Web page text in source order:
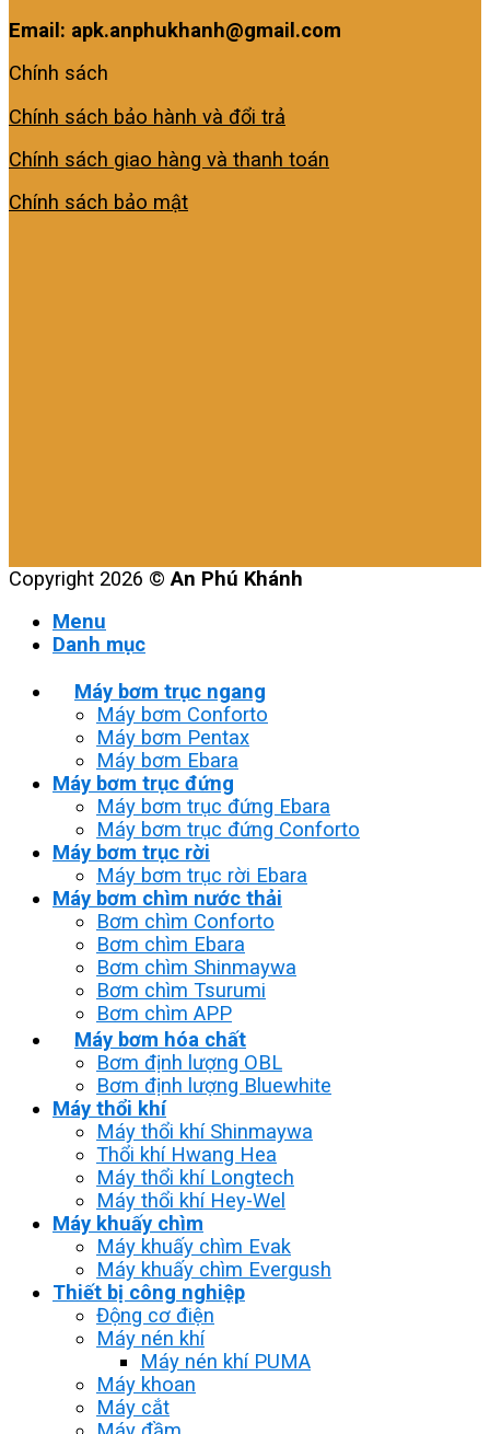
Email: apk.anphukhanh@gmail.com
Chính sách
Chính sách bảo hành và đổi trả
Chính sách giao hàng và thanh toán
Chính sách bảo mật
Copyright 2026 © An Phú Khánh
Menu
Danh mục
Máy bơm trục ngang
Máy bơm Conforto
Máy bơm Pentax
Máy bơm Ebara
Máy bơm trục đứng
Máy bơm trục đứng Ebara
Máy bơm trục đứng Conforto
Máy bơm trục rời
Máy bơm trục rời Ebara
Máy bơm chìm nước thải
Bơm chìm Conforto
Bơm chìm Ebara
Bơm chìm Shinmaywa
Bơm chìm Tsurumi
Bơm chìm APP
Máy bơm hóa chất
Bơm định lượng OBL
Bơm định lượng Bluewhite
Máy thổi khí
Máy thổi khí Shinmaywa
Thổi khí Hwang Hea
Máy thổi khí Longtech
Máy thổi khí Hey-Wel
Máy khuấy chìm
Máy khuấy chìm Evak
Máy khuấy chìm Evergush
Thiết bị công nghiệp
Động cơ điện
Máy nén khí
Máy nén khí PUMA
Máy khoan
Máy cắt